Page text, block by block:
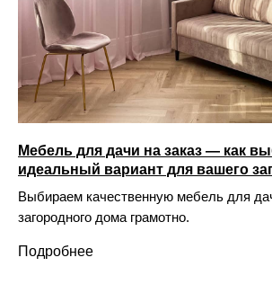
Мебель для дачи на заказ — как
идеальный вариант для вашего
Выбираем качественную мебель для
загородного дома грамотно.
Подробнее